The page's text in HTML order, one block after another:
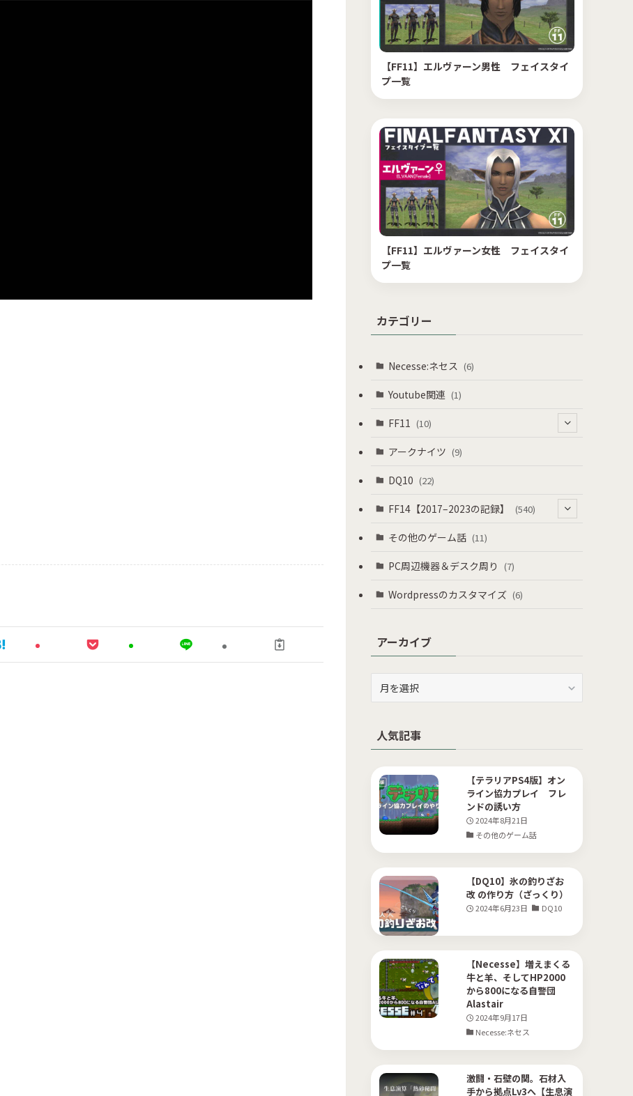
【FF11】エルヴァーン男性 フェイスタイ
プ一覧
【FF11】エルヴァーン女性 フェイスタイ
プ一覧
カテゴリー
Necesse:ネセス (6)
Youtube関連 (1)
FF11 (10)
(8)
アークナイツ (9)
DQ10 (22)
FF14【2017–2023の記録】 (540)
(164)
(38)
(6)
(12)
(10)
(36)
(18)
(10)
(18)
その他のゲーム話 (11)
PC周辺機器＆デスク周り (7)
Wordpressのカスタマイズ (6)
アーカイブ
ブ人気記事
【テラリアPS4版】オン
ライン協力プレイ フレ
ンドの誘い方
2024年8月21日
その他のゲーム話
【DQ10】氷の釣りざお
改 の作り方（ざっくり）
2024年6月23日 DQ10
【Necesse】増えまくる
牛と羊、そしてHP2000
から800になる自警団
Alastair
2024年9月17日
Necesse:ネセス
激闘・石壁の関。石材入
手から拠点Lv3へ【生息演